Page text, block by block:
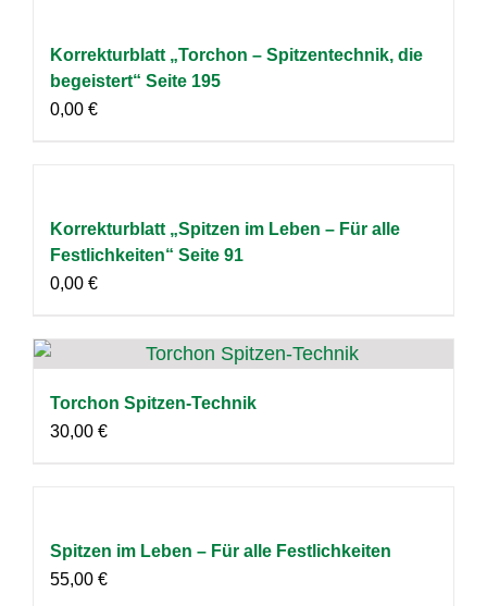
Korrekturblatt „Torchon – Spitzentechnik, die
begeistert“ Seite 195
0,00 €
Korrekturblatt „Spitzen im Leben – Für alle
Festlichkeiten“ Seite 91
0,00 €
Torchon Spitzen-Technik
30,00 €
Spitzen im Leben – Für alle Festlichkeiten
55,00 €